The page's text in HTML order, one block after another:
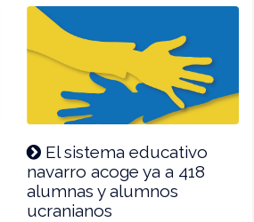
El sistema educativo
navarro acoge ya a 418
alumnas y alumnos
ucranianos